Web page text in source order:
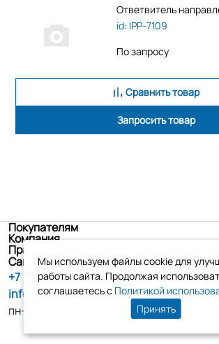
Ответвитель
id: IPP-7109
По запросу
Сравнить товар
Запросить товар
Покупателям
Компания
Правовая информация
Санкт-Петербург, ул. Новоселов д. 8
+7 (800) 555-86-90
info@tk-elko.ru
пн-пт, 10:00 - 18:00
Мы используем файлы cookie для
работы сайта. Продолжая
соглашаетесь с Политикой
Принять